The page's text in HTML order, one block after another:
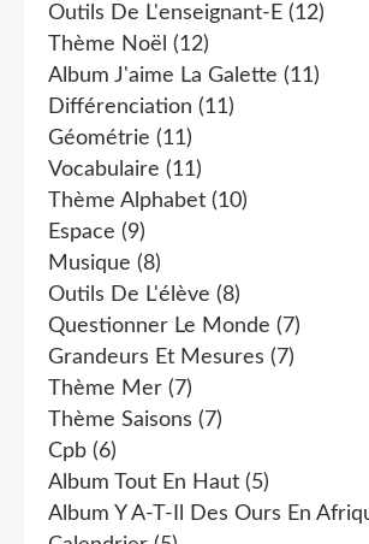
Outils De L'enseignant-E (12)
Thème Noël (12)
Album J'aime La Galette (11)
Différenciation (11)
Géométrie (11)
Vocabulaire (11)
Thème Alphabet (10)
Espace (9)
Musique (8)
Outils De L'élève (8)
Questionner Le Monde (7)
Grandeurs Et Mesures (7)
Thème Mer (7)
Thème Saisons (7)
Cpb (6)
Album Tout En Haut (5)
Album Y A-T-Il Des Ours En